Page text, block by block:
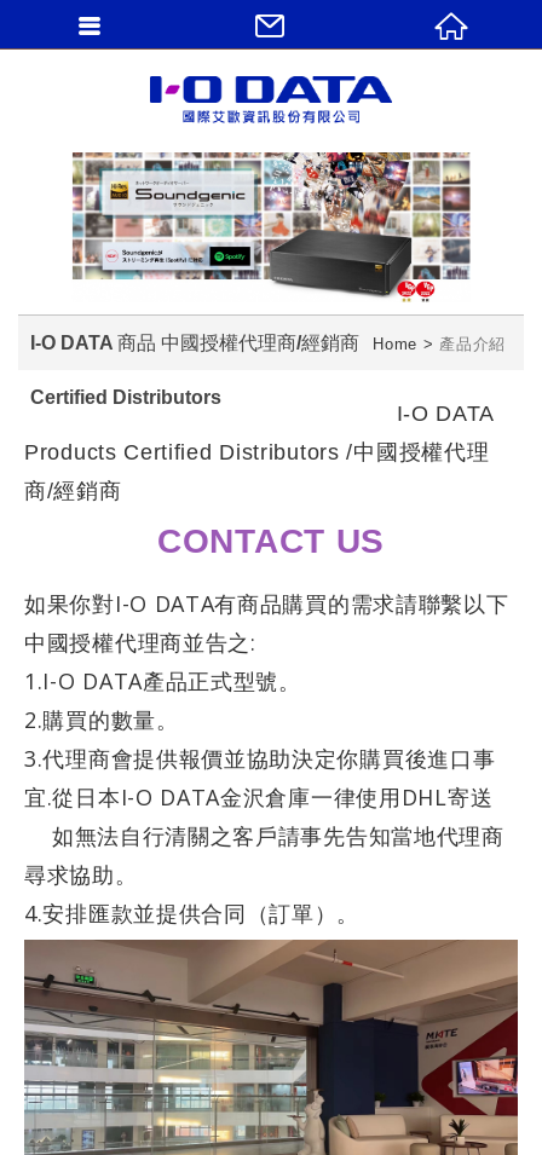
I-O DATA 商品 中國授權代理商/經銷商
Certified Distributors
Home 產品介紹
I-O DATA
Products Certified Distributors /中國授權代理
商/經銷商
CONTACT US
如果你對I-O DATA有商品購買的需求請聯繫以下
中國授權代理商並告之:
1.I-O DATA產品正式型號。
2.購買的數量。
3.代理商會提供報價並協助決定你購買後進口事
宜.從日本I-O DATA金沢倉庫一律使用DHL寄送
如無法自行清關之客戶請事先告知當地代理商
尋求協助。
4.安排匯款並提供合同（訂單）。